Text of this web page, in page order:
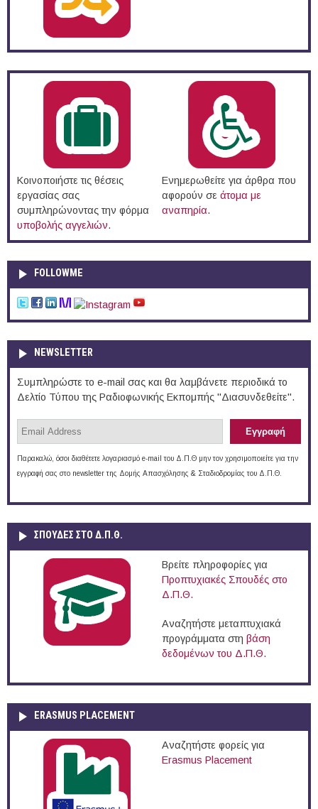
Κοινοποιήστε τις θέσεις
εργασίας σας
συμπληρώνοντας την φόρμα
υποβολής αγγελιών.
Ενημερωθείτε για άρθρα που
αφορούν σε άτομα με
αναπηρία.
FOLLOWME
NEWSLETTER
Συμπληρώστε το e-mail σας και θα λαμβάνετε περιοδικά το
Δελτίο Τύπου της Ραδιοφωνικής Εκπομπής "Διασυνδεθείτε".
Παρακαλώ, όσοι διαθέτετε λογαριασμό e-mail του Δ.Π.Θ μην τον χρησιμοποιείτε για την
εγγραφή σας στο newsletter της Δομής Απασχόλησης & Σταδιοδρομίας του Δ.Π.Θ.
ΣΠΟΥΔΈΣ ΣΤΟ Δ.Π.Θ.
Βρείτε πληροφορίες για
Προπτυχιακές Σπουδές στο
Δ.Π.Θ.
Αναζητήστε μεταπτυχιακά
προγράμματα στη βάση
δεδομένων του Δ.Π.Θ.
ERASMUS PLACEMENT
Αναζητήστε φορείς για
Erasmus Placement